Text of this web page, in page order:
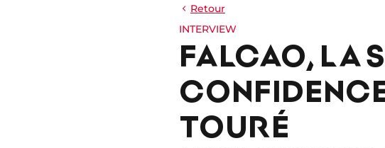
Retour
INTERVIEW
FALCAO, LA
TOURÉ